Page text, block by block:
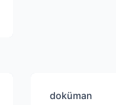
doküman